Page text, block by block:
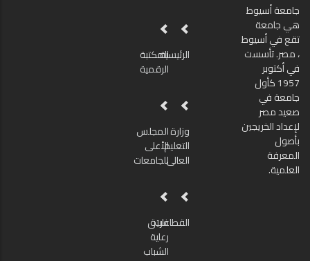
جامعة أسيوط
هي جامعة
تقع في أسيوط
، مصر. تأسست
في أكتوبر
1957 كأول
جامعة في
صعيد مصر
لإعداد الخريجين
بأصول
المعرفة
العلمية.
الرئيسيةالمكتبة
الرقمية
وزارة
التعليم
العالى
المجلس
الأعلى
للجامعات
القطاعات
فريق
رعاية
الشباب